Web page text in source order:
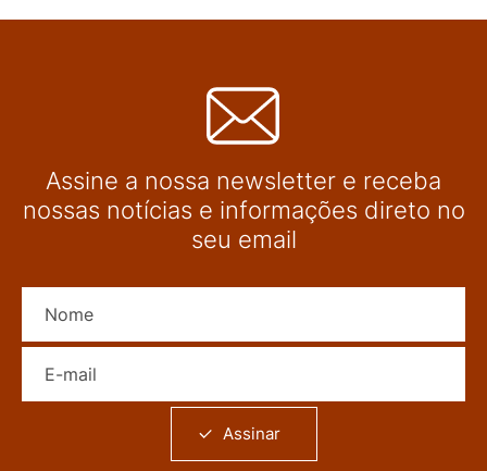
Assine a nossa newsletter e receba
nossas notícias e informações direto no
seu email
Assinar